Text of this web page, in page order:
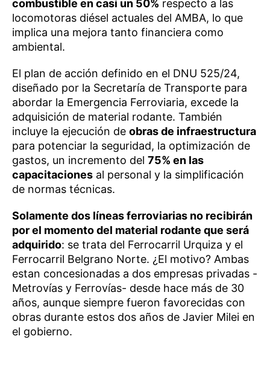
combustible en casi un 50% respecto a las
locomotoras diésel actuales del AMBA, lo que
implica una mejora tanto financiera como
ambiental.
El plan de acción definido en el DNU 525/24,
diseñado por la Secretaría de Transporte para
abordar la Emergencia Ferroviaria, excede la
adquisición de material rodante. También
incluye la ejecución de obras de infraestructura
para potenciar la seguridad, la optimización de
gastos, un incremento del 75% en las
capacitaciones al personal y la simplificación
de normas técnicas.
Solamente dos líneas ferroviarias no recibirán
por el momento del material rodante que será
adquirido: se trata del Ferrocarril Urquiza y el
Ferrocarril Belgrano Norte. ¿El motivo? Ambas
estan concesionadas a dos empresas privadas -
Metrovías y Ferrovías- desde hace más de 30
años, aunque siempre fueron favorecidas con
obras durante estos dos años de Javier Milei en
el gobierno.